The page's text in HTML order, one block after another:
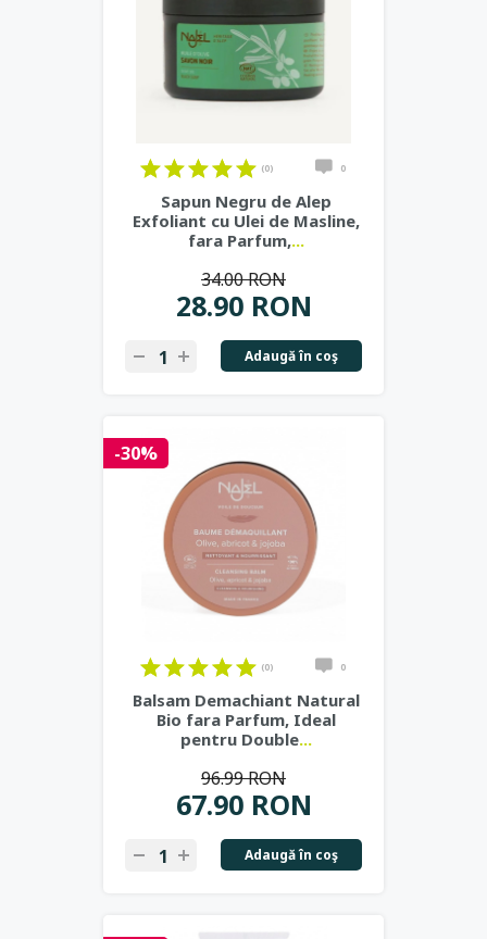
(0) 0
Sapun Negru de Alep
Exfoliant cu Ulei de Masline,
fara Parfum,...
28.90 RON
34.00 RON
Adaugă în coş
-30%
(0) 0
Balsam Demachiant Natural
Bio fara Parfum, Ideal
pentru Double...
67.90 RON
96.99 RON
Adaugă în coş